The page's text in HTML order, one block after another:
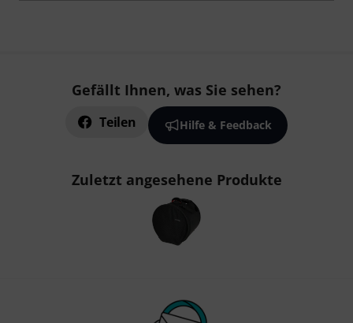
Gefällt Ihnen, was Sie sehen?
Teilen Hilfe & Feedback
Zuletzt angesehene Produkte